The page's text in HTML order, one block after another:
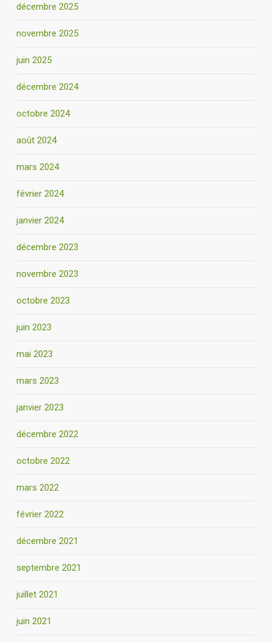
décembre 2025
novembre 2025
juin 2025
décembre 2024
octobre 2024
août 2024
mars 2024
février 2024
janvier 2024
décembre 2023
novembre 2023
octobre 2023
juin 2023
mai 2023
mars 2023
janvier 2023
décembre 2022
octobre 2022
mars 2022
février 2022
décembre 2021
septembre 2021
juillet 2021
juin 2021